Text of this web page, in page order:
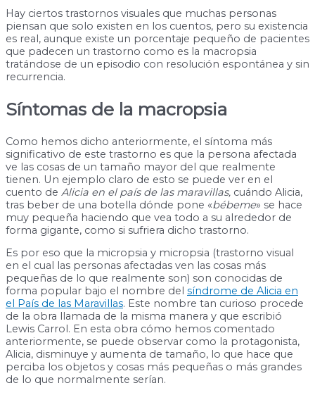
Hay ciertos trastornos visuales que muchas personas
piensan que solo existen en los cuentos, pero su existencia
es real, aunque existe un porcentaje pequeño de pacientes
que padecen un trastorno como es la macropsia
tratándose de un episodio con resolución espontánea y sin
recurrencia.
Síntomas de la macropsia
Como hemos dicho anteriormente, el síntoma más
significativo de este trastorno es que la persona afectada
ve las cosas de un tamaño mayor del que realmente
tienen. Un ejemplo claro de esto se puede ver en el
cuento de Alicia en el país de las maravillas, cuándo Alicia,
tras beber de una botella dónde pone «bébeme» se hace
muy pequeña haciendo que vea todo a su alrededor de
forma gigante, como si sufriera dicho trastorno.
Es por eso que la micropsia y micropsia (trastorno visual
en el cual las personas afectadas ven las cosas más
pequeñas de lo que realmente son) son conocidas de
forma popular bajo el nombre del síndrome de Alicia en
el País de las Maravillas. Este nombre tan curioso procede
de la obra llamada de la misma manera y que escribió
Lewis Carrol. En esta obra cómo hemos comentado
anteriormente, se puede observar como la protagonista,
Alicia, disminuye y aumenta de tamaño, lo que hace que
perciba los objetos y cosas más pequeñas o más grandes
de lo que normalmente serían.